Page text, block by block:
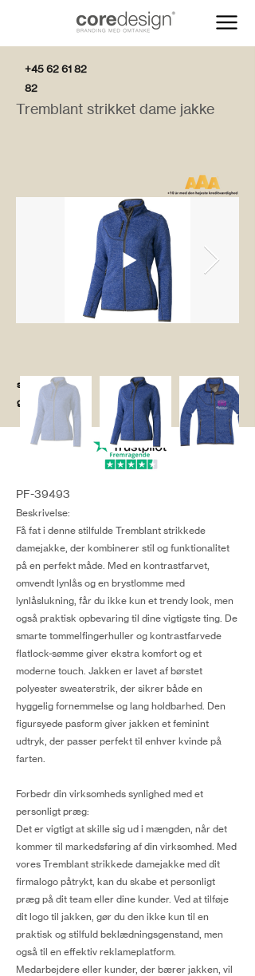
+45 62 61 82
82
salg@coredesi
gn.dk
Tremblant strikket dame jakke
PF-39493
Beskrivelse:
Få fat i denne stilfulde Tremblant strikkede
damejakke, der kombinerer stil og funktionalitet
på en perfekt måde. Med en kontrastfarvet,
omvendt lynlås og en brystlomme med
lynlåslukning, får du ikke kun et trendy look, men
også praktisk opbevaring til dine vigtigste ting. De
smarte tommelfingerhuller og kontrastfarvede
flatlock-sømme giver ekstra komfort og et
moderne touch. Jakken er lavet af børstet
polyester sweaterstrik, der sikrer både en
hyggelig fornemmelse og lang holdbarhed. Den
figursyede pasform giver jakken et feminint
udtryk, der passer perfekt til enhver kvinde på
farten.
Forbedr din virksomheds synlighed med et
personligt præg:
Det er vigtigt at skille sig ud i mængden, når det
kommer til markedsføring af din virksomhed. Med
vores Tremblant strikkede damejakke med dit
firmalogo påtrykt, kan du skabe et personligt
præg på dit team eller dine kunder. Ved at tilføje
dit logo til jakken, gør du den ikke kun til en
praktisk og stilfuld beklædningsgenstand, men
også til en effektiv reklameplatform.
Medarbejdere eller kunder, der bærer jakken, vil